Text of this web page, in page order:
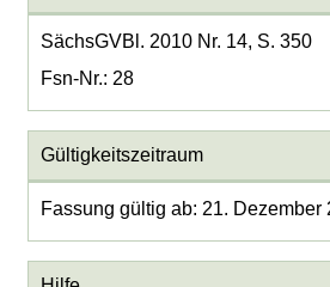
SächsGVBl. 2010 Nr. 14, S. 350
Fsn-Nr.: 28
Gültigkeitszeitraum
Fassung gültig ab: 21. Dezember